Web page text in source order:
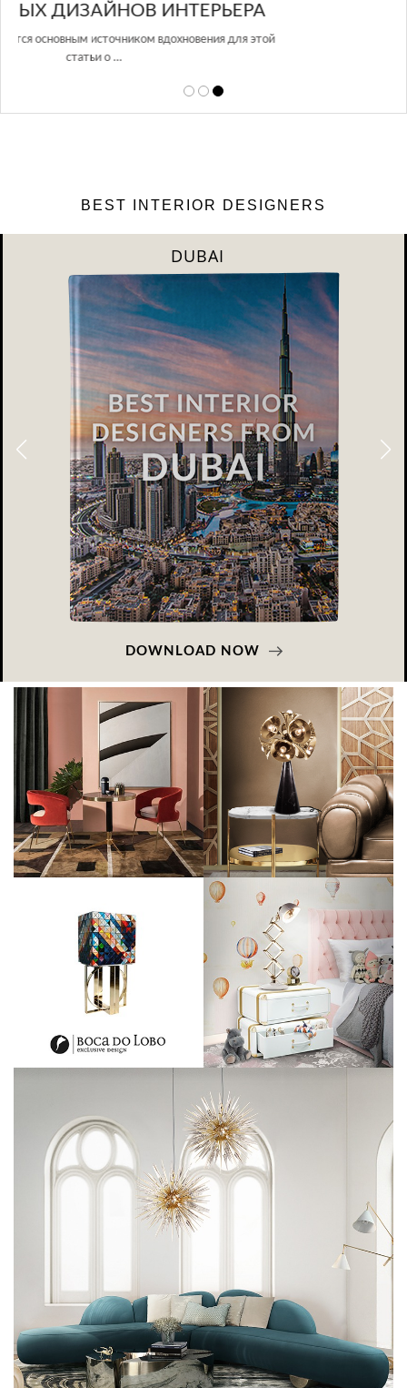
ПОДХОД К ДИЗАЙНУ
Glazov Design Group- это одна из лучших студий дизайна интерьера
BEST INTERIOR DESIGNERS
DUBAI
DOWNLOAD NOW